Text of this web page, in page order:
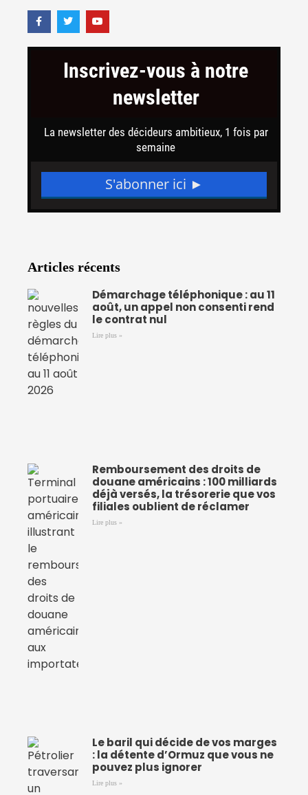
F
a
c
T
w
i
e
Y
o
u
e
Articles récents
Démarchage téléphonique : au 11
août, un appel non consenti rend
le contrat nul
Lire plus »
Remboursement des droits de
douane américains : 100 milliards
déjà versés, la trésorerie que vos
filiales oublient de réclamer
Lire plus »
Le baril qui décide de vos marges
: la détente d’Ormuz que vous ne
pouvez plus ignorer
Lire plus »